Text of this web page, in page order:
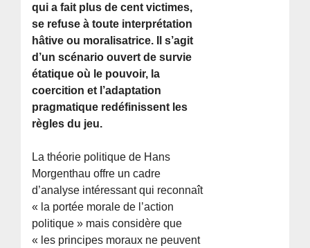
qui a fait plus de cent victimes,
se refuse à toute interprétation
hâtive ou moralisatrice. Il s’agit
d’un scénario ouvert de survie
étatique où le pouvoir, la
coercition et l’adaptation
pragmatique redéfinissent les
règles du jeu.
La théorie politique de Hans
Morgenthau offre un cadre
d’analyse intéressant qui reconnaît
« la portée morale de l’action
politique » mais considère que
« les principes moraux ne peuvent